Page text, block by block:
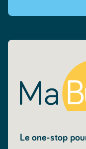
Le one-stop